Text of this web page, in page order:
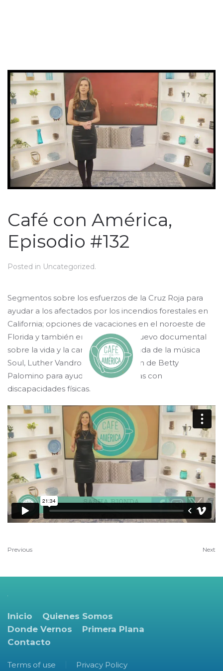
Café con América,
Episodio #132
Posted in Uncategorized.
Segmentos sobre los esfuerzos de la Cruz Roja para
ayudar a los afectados por los incendios forestales en
California; opciones de vacaciones en el noroeste de
Florida y también en Orlando; un nuevo documental
sobre la vida y la carrera de la leyenda de la música
Soul, Luther Vandross; y la fundación de Betty
Palomino para ayudar a las personas con
discapacidades físicas.
Previous Next
Inicio
Quienes Somos
Donde Vernos
Primera Plana
Contacto
Terms of use Privacy Policy